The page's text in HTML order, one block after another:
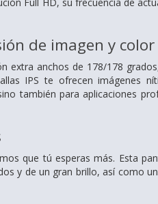
Full HD, su frecuencia de
de imagen y color
extra anchos de 178/178
IPS te ofrecen imágenes
también para aplicaciones
que tú esperas más. Esta
y de un gran brillo, así como